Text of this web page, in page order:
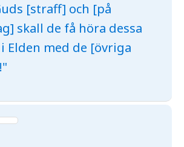
[straff] och [på
skall de få höra dessa
Elden med de [övriga